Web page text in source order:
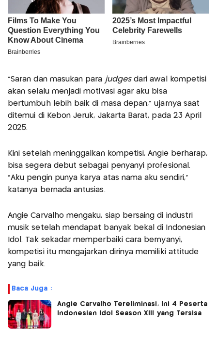
“Saran dan masukan para judges dari awal kompetisi
akan selalu menjadi motivasi agar aku bisa
bertumbuh lebih baik di masa depan,” ujarnya saat
ditemui di Kebon Jeruk, Jakarta Barat, pada 23 April
2025.
Kini setelah meninggalkan kompetisi, Angie berharap,
bisa segera debut sebagai penyanyi profesional.
“Aku pengin punya karya atas nama aku sendiri,”
katanya bernada antusias.
Angie Carvalho mengaku, siap bersaing di industri
musik setelah mendapat banyak bekal di Indonesian
Idol. Tak sekadar memperbaiki cara bernyanyi,
kompetisi itu mengajarkan dirinya memiliki attitude
yang baik.
Baca Juga :
Angie Carvalho Tereliminasi, Ini 4 Peserta
Indonesian Idol Season XIII yang Tersisa